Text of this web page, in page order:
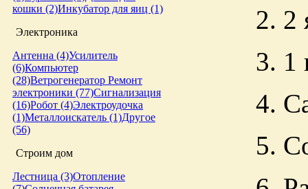
кошки (2)Инкубатор для яиц (1)
Электроника
Антенна (4)Усилитель
(6)Компьютер
(28)Ветрогенератор Ремонт
электроники (77)Сигнализация
(16)Робот (4)Электроудочка
(1)Металлоискатель (1)Другое
(56)
Строим дом
Лестница (3)Отопление
2. 2
3. 1
4.
5.